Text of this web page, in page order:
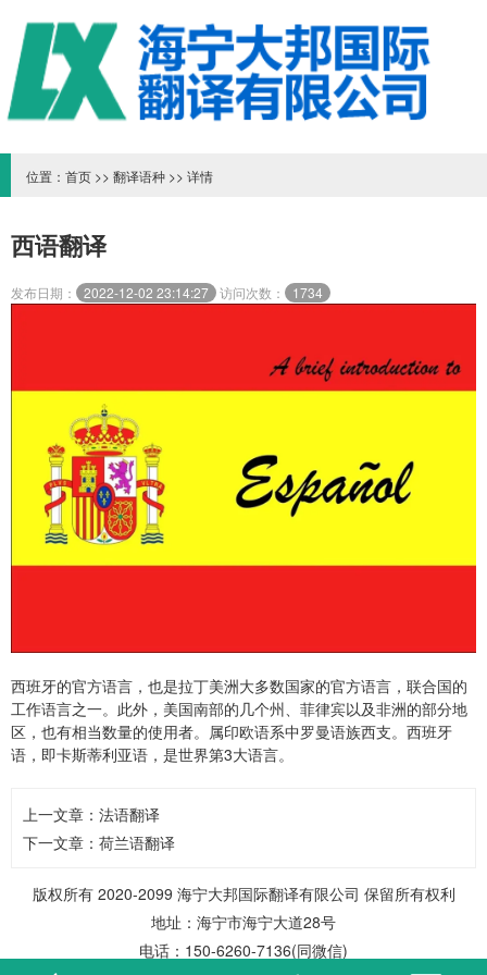
位置： 首页 >> 翻译语种 >> 详情
西语翻译
发布日期： 2022-12-02 23:14:27 访问次数： 1734
西班牙的官方语言，也是拉丁美洲大多数国家的官方语言，联合国的
工作语言之一。此外，美国南部的几个州、菲律宾以及非洲的部分地
区，也有相当数量的使用者。属印欧语系中罗曼语族西支。西班牙
语，即卡斯蒂利亚语，是世界第3大语言。
上一文章： 法语翻译
下一文章： 荷兰语翻译
版权所有 2020-2099 海宁大邦国际翻译有限公司 保留所有权利
地址：海宁市海宁大道28号
电话：150-6260-7136(同微信)